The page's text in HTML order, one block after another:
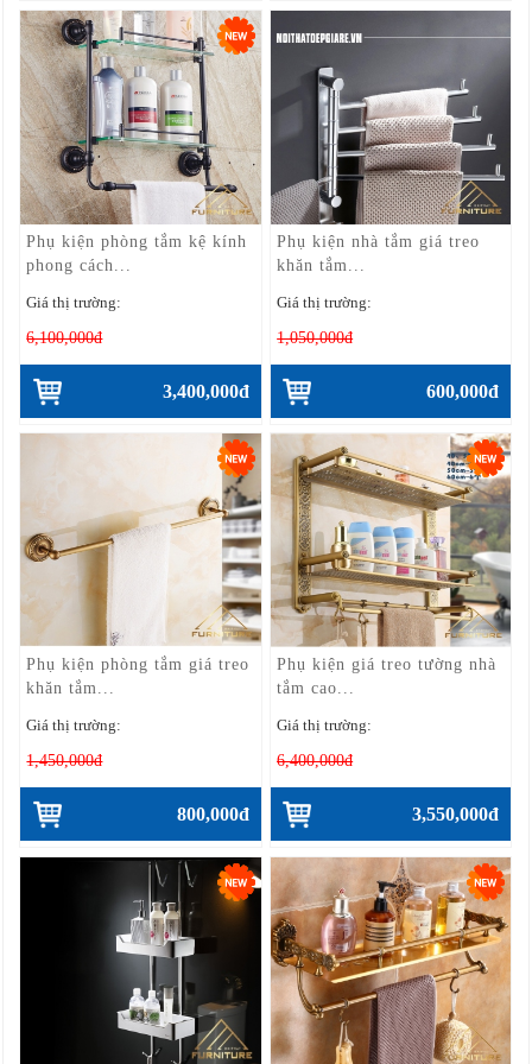
Phụ kiện phòng tắm kệ kính
phong cách...
Giá thị trường:
6,100,000đ
3,400,000đ
Phụ kiện nhà tắm giá treo
khăn tắm...
Giá thị trường:
1,050,000đ
600,000đ
Phụ kiện phòng tắm giá treo
khăn tắm...
Giá thị trường:
1,450,000đ
800,000đ
Phụ kiện giá treo tường nhà
tắm cao...
Giá thị trường:
6,400,000đ
3,550,000đ